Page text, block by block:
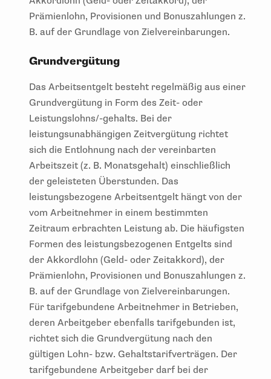
Prämienlohn, Provisionen und Bonuszahlungen z.
B. auf der Grundlage von Zielvereinbarungen.
Grundvergütung
Das Arbeitsentgelt besteht regelmäßig aus einer
Grundvergütung in Form des Zeit- oder
Leistungslohns/-gehalts. Bei der
leistungsunabhängigen Zeitvergütung richtet
sich die Entlohnung nach der vereinbarten
Arbeitszeit (z. B. Monatsgehalt) einschließlich
der geleisteten Überstunden. Das
leistungsbezogene Arbeitsentgelt hängt von der
vom Arbeitnehmer in einem bestimmten
Zeitraum erbrachten Leistung ab. Die häufigsten
Formen des leistungsbezogenen Entgelts sind
der Akkordlohn (Geld- oder Zeitakkord), der
Prämienlohn, Provisionen und Bonuszahlungen z.
B. auf der Grundlage von Zielvereinbarungen.
Für tarifgebundene Arbeitnehmer in Betrieben,
deren Arbeitgeber ebenfalls tarifgebunden ist,
richtet sich die Grundvergütung nach den
gültigen Lohn- bzw. Gehaltstarifverträgen. Der
tarifgebundene Arbeitgeber darf bei der